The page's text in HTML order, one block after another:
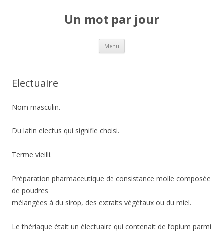
Un mot par jour
Menu Aller au contenu principal
Electuaire
Nom masculin.
Du latin electus qui signifie choisi.
Terme vieilli.
Préparation pharmaceutique de consistance molle composée
de poudres
mélangées à du sirop, des extraits végétaux ou du miel.
Le thériaque était un électuaire qui contenait de l’opium parmi